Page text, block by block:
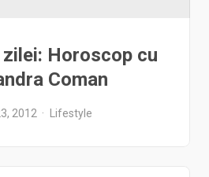
Horoscop cu
Coman
2012 Lifestyle